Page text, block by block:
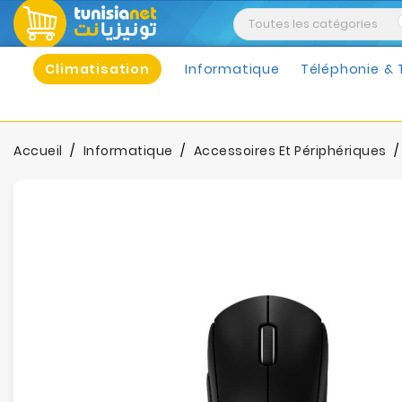
Climatisation Informatique Téléphonie &
Accueil Informatique Accessoires Et Périphériques